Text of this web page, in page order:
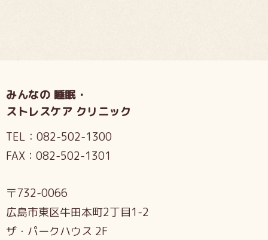
みんなの 睡眠・
ストレスケア クリニック
TEL： 082-502-1300
FAX： 082-502-1301
〒732-0066
広島市東区牛田本町2丁目1-2
ザ・パークハウス 2F